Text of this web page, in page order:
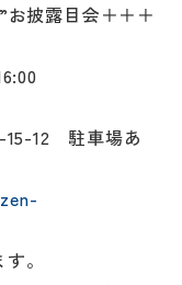
披露目会＋＋＋
12 駐車場あ
。